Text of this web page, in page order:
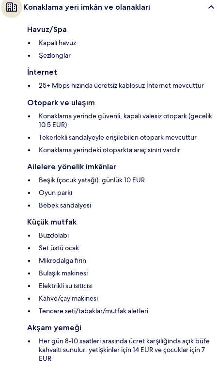
Konaklama yeri imkân ve olanakları
Havuz/Spa
Kapalı havuz
Şezlonglar
İnternet
25+ Mbps hızında ücretsiz kablosuz İnternet mevcuttur
Otopark ve ulaşım
Konaklama yerinde güvenli, kapalı valesiz otopark (gecelik
10.5 EUR)
Tekerlekli sandalyeyle erişilebilen otopark mevcuttur
Konaklama yerindeki otoparkta araç sınırı vardır
Ailelere yönelik imkânlar
Beşik (çocuk yatağı): günlük 10 EUR
Oyun parkı
Bebek sandalyesi
Küçük mutfak
Buzdolabı
Set üstü ocak
Mikrodalga fırın
Bulaşık makinesi
Elektrikli su ısıtıcısı
Kahve/çay makinesi
Tencere seti/tabaklar/mutfak aletleri
Akşam yemeği
Her gün 8-10 saatleri arasında ücret karşılığında açık büfe
kahvaltı sunulur: yetişkinler için 14 EUR ve çocuklar için 7
EUR